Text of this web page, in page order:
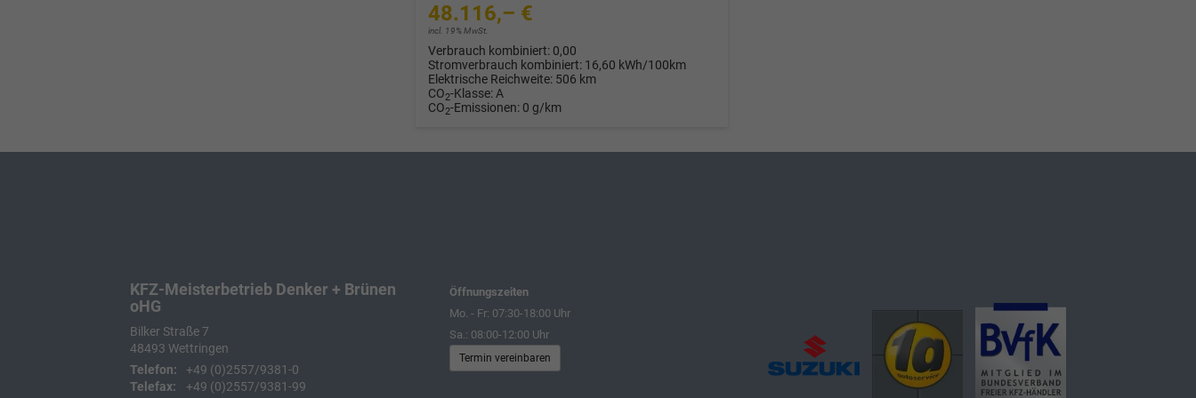
48.116,– €
incl. 19% MwSt.
Verbrauch kombiniert: 0,00
Stromverbrauch kombiniert: 16,60 kWh/100km
Elektrische Reichweite: 506 km
CO2-Klasse:A
CO2-Emissionen: 0 g/km
KFZ-Meisterbetrieb Denker + Brünen
oHG
Bilker Straße 7
48493 Wettringen
Telefon:
+49 (0)2557/9381-0
Telefax:
+49 (0)2557/9381-99
Öffnungszeiten
Mo. - Fr: 07:30-18:00 Uhr
Sa.: 08:00-12:00 Uhr
Termin vereinbaren